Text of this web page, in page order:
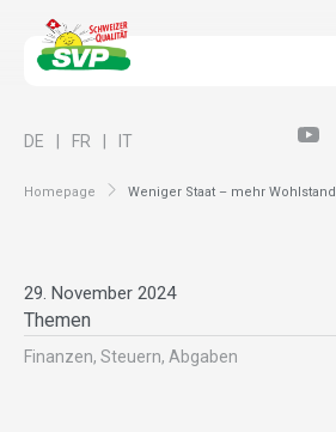
Homepage Weniger Staat – mehr Wohlstand
DE FR IT
29. November 2024
Themen
Finanzen, Steuern, Abgaben